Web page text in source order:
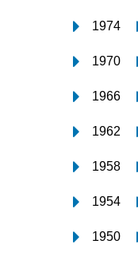
1974
1970
1966
1962
1958
1954
1950